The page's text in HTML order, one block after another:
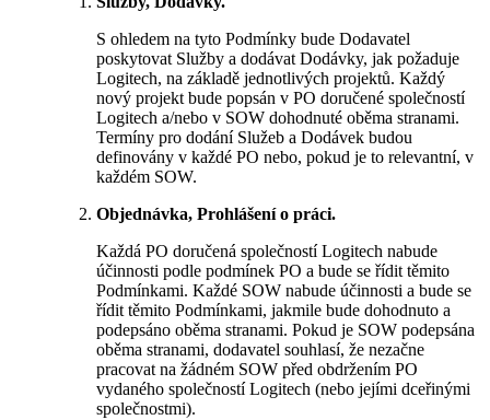
S ohledem na tyto Podmínky bude Dodavatel
poskytovat Služby a dodávat Dodávky, jak požaduje
Logitech, na základě jednotlivých projektů. Každý
nový projekt bude popsán v PO doručené společností
Logitech a/nebo v SOW dohodnuté oběma stranami.
Termíny pro dodání Služeb a Dodávek budou
definovány v každé PO nebo, pokud je to relevantní, v
každém SOW.
Objednávka, Prohlášení o práci.
Každá PO doručená společností Logitech nabude
účinnosti podle podmínek PO a bude se řídit těmito
Podmínkami. Každé SOW nabude účinnosti a bude se
řídit těmito Podmínkami, jakmile bude dohodnuto a
podepsáno oběma stranami. Pokud je SOW podepsána
oběma stranami, dodavatel souhlasí, že nezačne
pracovat na žádném SOW před obdržením PO
vydaného společností Logitech (nebo jejími dceřinými
společnostmi).